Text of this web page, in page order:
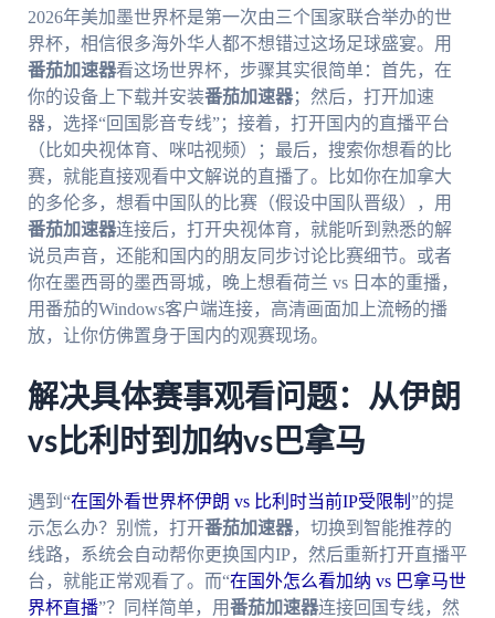
2026年美加墨世界杯是第一次由三个国家联合举办的世
界杯，相信很多海外华人都不想错过这场足球盛宴。用
番茄加速器看这场世界杯，步骤其实很简单：首先，在
你的设备上下载并安装番茄加速器；然后，打开加速
器，选择“回国影音专线”；接着，打开国内的直播平台
（比如央视体育、咪咕视频）；最后，搜索你想看的比
赛，就能直接观看中文解说的直播了。比如你在加拿大
的多伦多，想看中国队的比赛（假设中国队晋级），用
番茄加速器连接后，打开央视体育，就能听到熟悉的解
说员声音，还能和国内的朋友同步讨论比赛细节。或者
你在墨西哥的墨西哥城，晚上想看荷兰 vs 日本的重播，
用番茄的Windows客户端连接，高清画面加上流畅的播
放，让你仿佛置身于国内的观赛现场。
解决具体赛事观看问题：从伊朗
vs比利时到加纳vs巴拿马
遇到“在国外看世界杯伊朗 vs 比利时当前IP受限制 ”的提
示怎么办？别慌，打开番茄加速器，切换到智能推荐的
线路，系统会自动帮你更换国内IP，然后重新打开直播平
台，就能正常观看了。而“在国外怎么看加纳 vs 巴拿马世
界杯直播”？同样简单，用番茄加速器连接回国专线，然